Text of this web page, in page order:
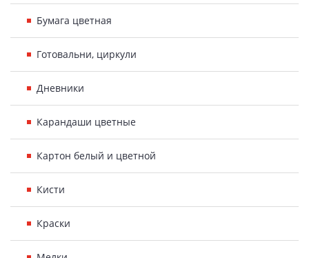
Бумага цветная
Готовальни, циркули
Дневники
Карандаши цветные
Картон белый и цветной
Кисти
Краски